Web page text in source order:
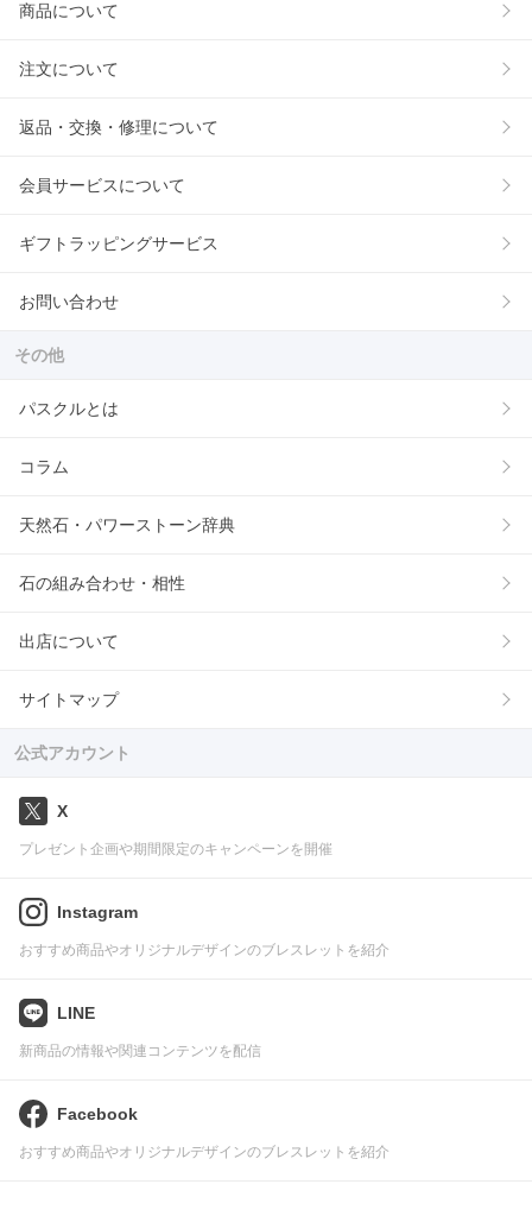
商品について
注文について
返品・交換・修理について
会員サービスについて
ギフトラッピングサービス
お問い合わせ
その他
パスクルとは
コラム
天然石・パワーストーン辞典
石の組み合わせ・相性
出店について
サイトマップ
公式アカウント
X
プレゼント企画や期間限定のキャンペーンを開催
Instagram
おすすめ商品やオリジナルデザインのブレスレットを紹介
LINE
新商品の情報や関連コンテンツを配信
Facebook
おすすめ商品やオリジナルデザインのブレスレットを紹介